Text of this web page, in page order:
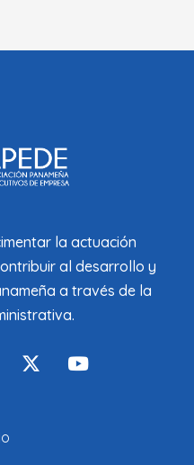
la actuación
al desarrollo y
a través de la